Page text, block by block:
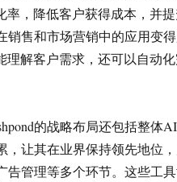
率，降低客户获得成本，并
销售和市场营销中的应用变
理解客户需求，还可以自动
的战略布局还包括整体
，让其在业界保持领先地位
告管理等多个环节。这些工